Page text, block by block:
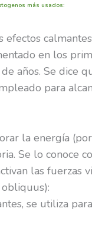
más usados:
efectos
en los
años. Se dice
para
la energía
Se lo conoce
las fuerzas
se utiliza